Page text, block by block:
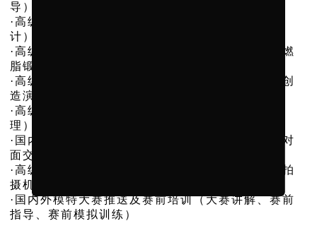
导）
·高级形象管理（服装穿搭技能学习与妆容造型设
计）
·高级形体健身训练（身体机能训练、塑形训练、燃
脂锻炼、形体线条维护与保持）
·高级职业模特素养（拥有职业模特素质和技能，创
造演绎职业多元化发展可能）
·高级职业模特气场训练（面部表情管理、眼神管
理）
·国内外经纪人及超模分享（与一线国内外超模面对
面交流，学习）
·高级实战课商业面试机会（获得商业演出及商业拍
摄机会）
·国内外模特大赛推送及赛前培训（大赛讲解、赛前
指导、赛前模拟训练）